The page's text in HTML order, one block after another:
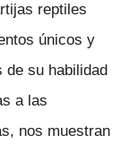
reptiles
únicos y
de su habilidad
a las
nos muestran